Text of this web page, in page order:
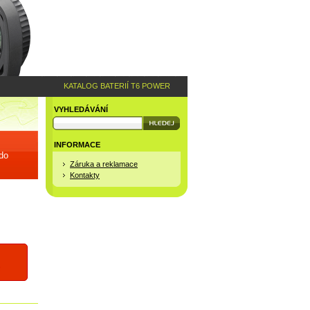
VYHLEDÁVÁNÍ
INFORMACE
Záruka a reklamace
Kontakty
KATALOG BATERIÍ T6 POWER